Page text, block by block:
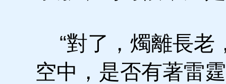
“對了，燭離長老
空中，是否有著雷